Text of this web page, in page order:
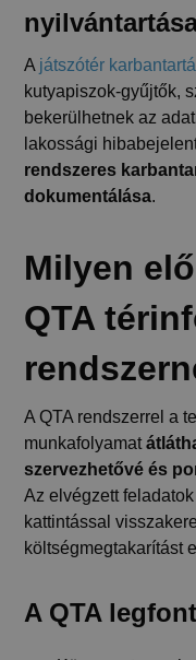
A játszótér
kutyapiszok-gyűjtők,
bekerülhetnek az
lakossági
rendszeres
dokumentálása.
Milyen
QTA
A QTA rendszerrel a
munkafolyamat
szervezhetővé és
Az elvégzett
kattintással
költségmegtakarítást
A QTA